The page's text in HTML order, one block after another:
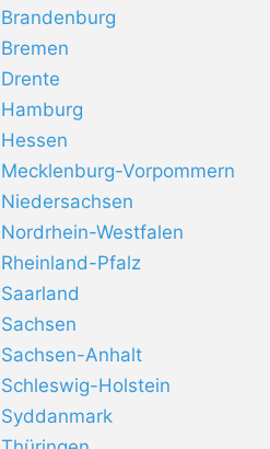
Brandenburg
Bremen
Drente
Hamburg
Hessen
Mecklenburg-Vorpommern
Niedersachsen
Nordrhein-Westfalen
Rheinland-Pfalz
Saarland
Sachsen
Sachsen-Anhalt
Schleswig-Holstein
Syddanmark